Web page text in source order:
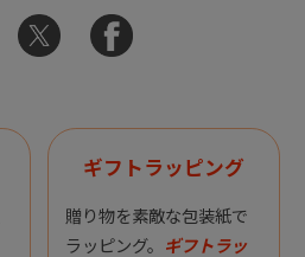
ギフトラッピング
贈り物を素敵な包装紙で
ラッピング。 ギフトラッ